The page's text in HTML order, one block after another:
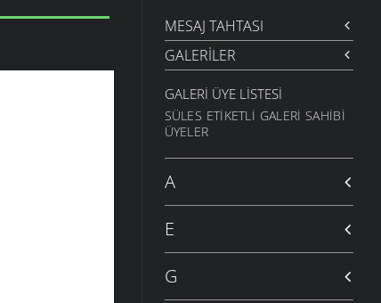
MESAJ TAHTASI
GALERILER
GALERI ÜYE LISTESI
SÜLES ETIKETLI GALERI SAHIBI
ÜYELER
A
E
G